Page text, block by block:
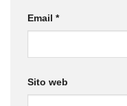
Email *
Sito web